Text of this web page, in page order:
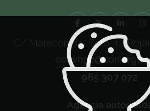
C/ Malecón del Soto, 12.
965 307 072
Agencia